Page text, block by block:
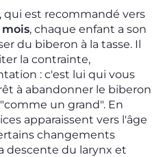
, qui est recommandé vers
mois, chaque enfant a son
du biberon à la tasse. Il
la contrainte,
: c'est lui qui vous
à abandonner le biberon
un grand". En
apparaissent vers l'âge
changements
descente du larynx et